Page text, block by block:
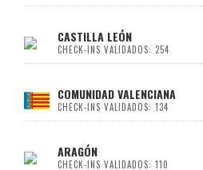
CASTILLA LEÓN
CHECK-INS VALIDADOS: 254
COMUNIDAD VALENCIANA
CHECK-INS VALIDADOS: 134
ARAGÓN
CHECK-INS VALIDADOS: 110